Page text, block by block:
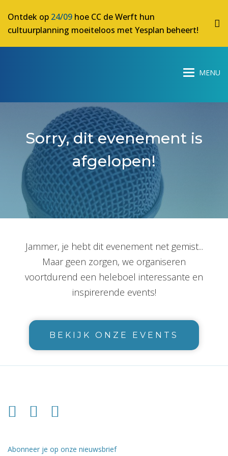
Ontdek op 24/09 hoe CC de Werft hun
cultuurplanning moeiteloos met Yesplan beheert!
Sorry, dit evenement is
afgelopen!
Jammer, je hebt dit evenement net gemist...
Maar geen zorgen, we organiseren
voortdurend een heleboel interessante en
inspirerende events!
BEKIJK ONZE EVENTS
Abonneer je op onze nieuwsbrief